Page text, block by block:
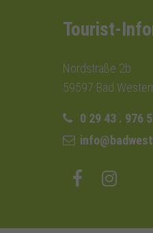
Tourist-
Nordstraße 2b
59597 Bad
0 29 43 . 976